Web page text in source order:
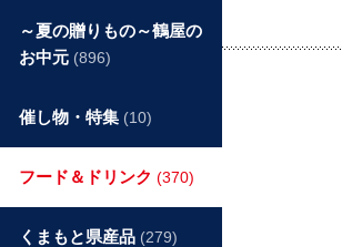
～夏の贈りもの～鶴屋の
お中元 (896)
催し物・特集 (10)
フード＆ドリンク (370)
くまもと県産品 (279)